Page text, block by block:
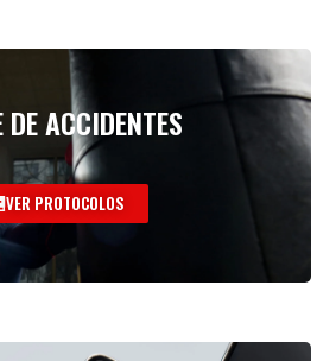
DE ACCIDENTES
VER PROTOCOLOS